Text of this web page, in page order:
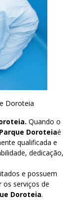
Doroteia
Quando o
Doroteiaé
qualificada e
dedicação,
e possuem
os serviços de
Doroteia.